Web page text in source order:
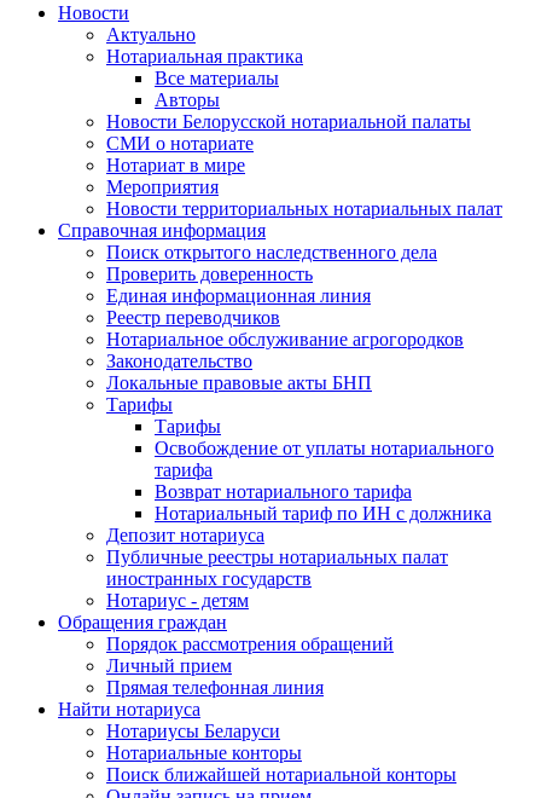
Новости
Актуально
Нотариальная практика
Все материалы
Авторы
Новости Белорусской нотариальной палаты
СМИ о нотариате
Нотариат в мире
Мероприятия
Новости территориальных нотариальных палат
Справочная информация
Поиск открытого наследственного дела
Проверить доверенность
Единая информационная линия
Реестр переводчиков
Нотариальное обслуживание агрогородков
Законодательство
Локальные правовые акты БНП
Тарифы
Тарифы
Освобождение от уплаты нотариального
тарифа
Возврат нотариального тарифа
Нотариальный тариф по ИН с должника
Депозит нотариуса
Публичные реестры нотариальных палат
иностранных государств
Нотариус - детям
Обращения граждан
Порядок рассмотрения обращений
Личный прием
Прямая телефонная линия
Найти нотариуса
Нотариусы Беларуси
Нотариальные конторы
Поиск ближайшей нотариальной конторы